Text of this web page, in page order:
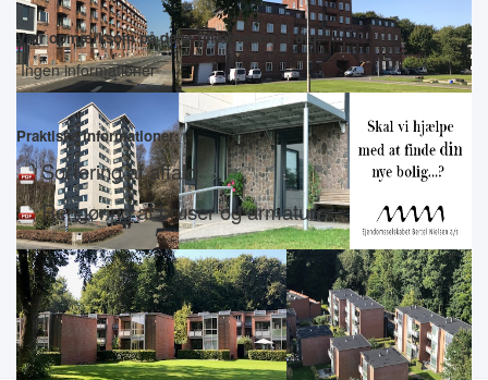
Vær opmærksom på dette i nærheden af dig:
Ingen informationer
Praktiske informationer:
Sortering af affald
Rengøring af bruser og armaturer